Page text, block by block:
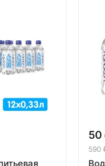
50
590